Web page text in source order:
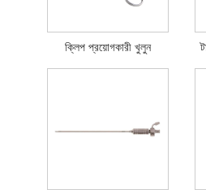
ক্লিপ প্রয়োগকারী খুলুন